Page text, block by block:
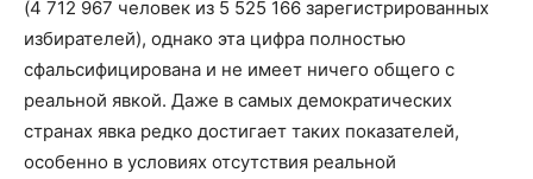
(4 712 967 человек из 5 525 166 зарегистрированных
избирателей), однако эта цифра полностью
сфальсифицирована и не имеет ничего общего с
реальной явкой. Даже в самых демократических
странах явка редко достигает таких показателей,
особенно в условиях отсутствия реальной